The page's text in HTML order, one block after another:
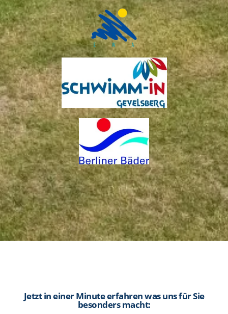
Jetzt in einer Minute erfahren was uns für Sie
besonders macht: